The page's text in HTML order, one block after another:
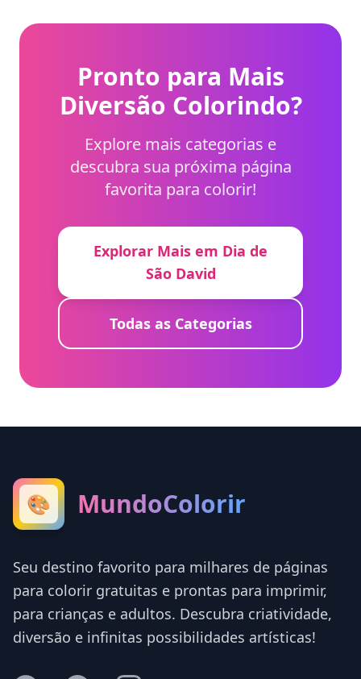
Pronto para Mais
Diversão Colorindo?
Explore mais categorias e
descubra sua próxima página
favorita para colorir!
Explorar Mais em Dia de
São David
Todas as Categorias
🎨 MundoColorir
Seu destino favorito para milhares de páginas
para colorir gratuitas e prontas para imprimir,
para crianças e adultos. Descubra criatividade,
diversão e infinitas possibilidades artísticas!